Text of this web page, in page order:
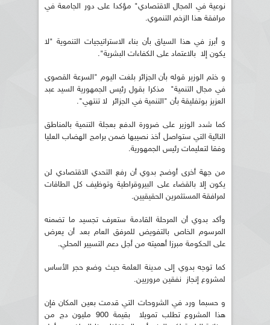
نوعية في المجال الاقتصادي" مؤكدا على دور الجامعة في
مرافقة هذا الزخم التنموي.
و أبرز في هذا السياق بأن بناء الاستراتيجيات التنموية "لا
يكون إلا بالاعتماد على الكفاءات البشرية".
و ختم الوزير قوله بأن الجزائر بلغت اليوم "السرعة القصوى
في مجال التنمية" مذكرا بقول رئيس الجمهورية السيد عبد
العزيز بوتفليقة بأن "التنمية في الجزائر لا تنتهي".
كما شدد الوزير على ضرورة الدفع بعجلة التنمية بالمناطق
النائية التي ستواصل أخذ نصيبها ضمن برامج الهضاب العليا
وفقا لتعليمات رئيس الجمهورية.
من جهة أخرى أوضح بدوي أن رفع التحدي الاقتصادي لن
يكون إلا بالقضاء على البيروقراطية وتوظيف كل الطاقات
لمرافقة المستثمرين الحقيقيين.
وأكد بدوي أن المرحلة القادمة ستعرف تجسيد ما تضمنه
المرسوم الخاص بالتفويض للمرفق العام بعد أن يعرض
على الحكومة مبرزا أهميته من أجل دعم التسيير المحلي.
كما توجه بدوي إلى مدينة العلمة حيث وضع حجر الأساس
لمشروع إنجاز نفقين مروريين.
و حسبما ورد في الشروحات التي قدمت بعين المكان فإن
هذا المشروع تطلب تمويلا بقيمة 900 مليون دج من